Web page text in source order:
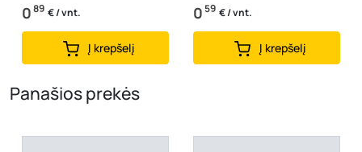
089 € / vnt.
Į krepšelį
059 € / vnt.
Į krepšelį
Panašios prekės